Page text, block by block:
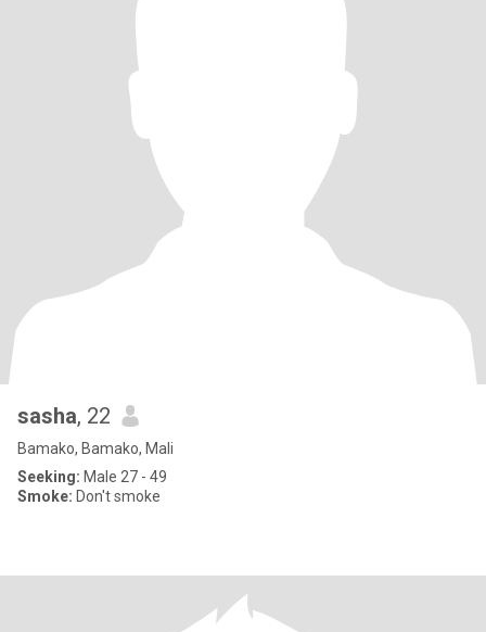
sasha, 22
Bamako, Bamako, Mali
Seeking: Male 27 - 49
Smoke: Don't smoke